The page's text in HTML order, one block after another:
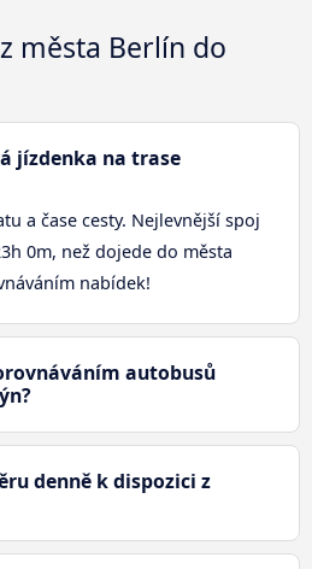
města Berlín do
jízdenka na trase
a čase cesty. Nejlevnější spoj
0m, než dojede do města
nabídek!
autobusů
denně k dispozici z